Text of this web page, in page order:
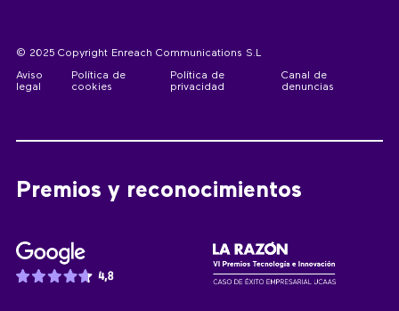
© 2025 Copyright Enreach Communications S.L
Aviso
legal
Política de
cookies
Política de
privacidad
Canal de
denuncias
Premios y reconocimientos